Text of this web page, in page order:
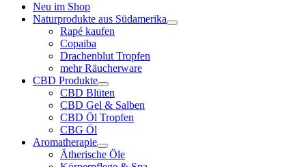
Neu im Shop
Naturprodukte aus Südamerika
Rapé kaufen
Copaiba
Drachenblut Tropfen
mehr Räucherware
CBD Produkte
CBD Blüten
CBD Gel & Salben
CBD Öl Tropfen
CBG Öl
Aromatherapie
Ätherische Öle